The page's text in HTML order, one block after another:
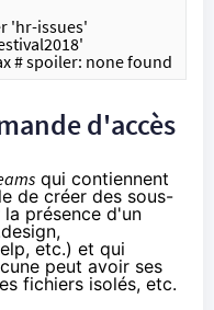
'hr-issues'
# spoiler: none found
d'accès
qui contiennent
de créer des sous-
présence d'un
etc.) et qui
peut avoir ses
fichiers isolés, etc.